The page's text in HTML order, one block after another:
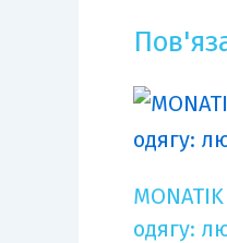
одягу: